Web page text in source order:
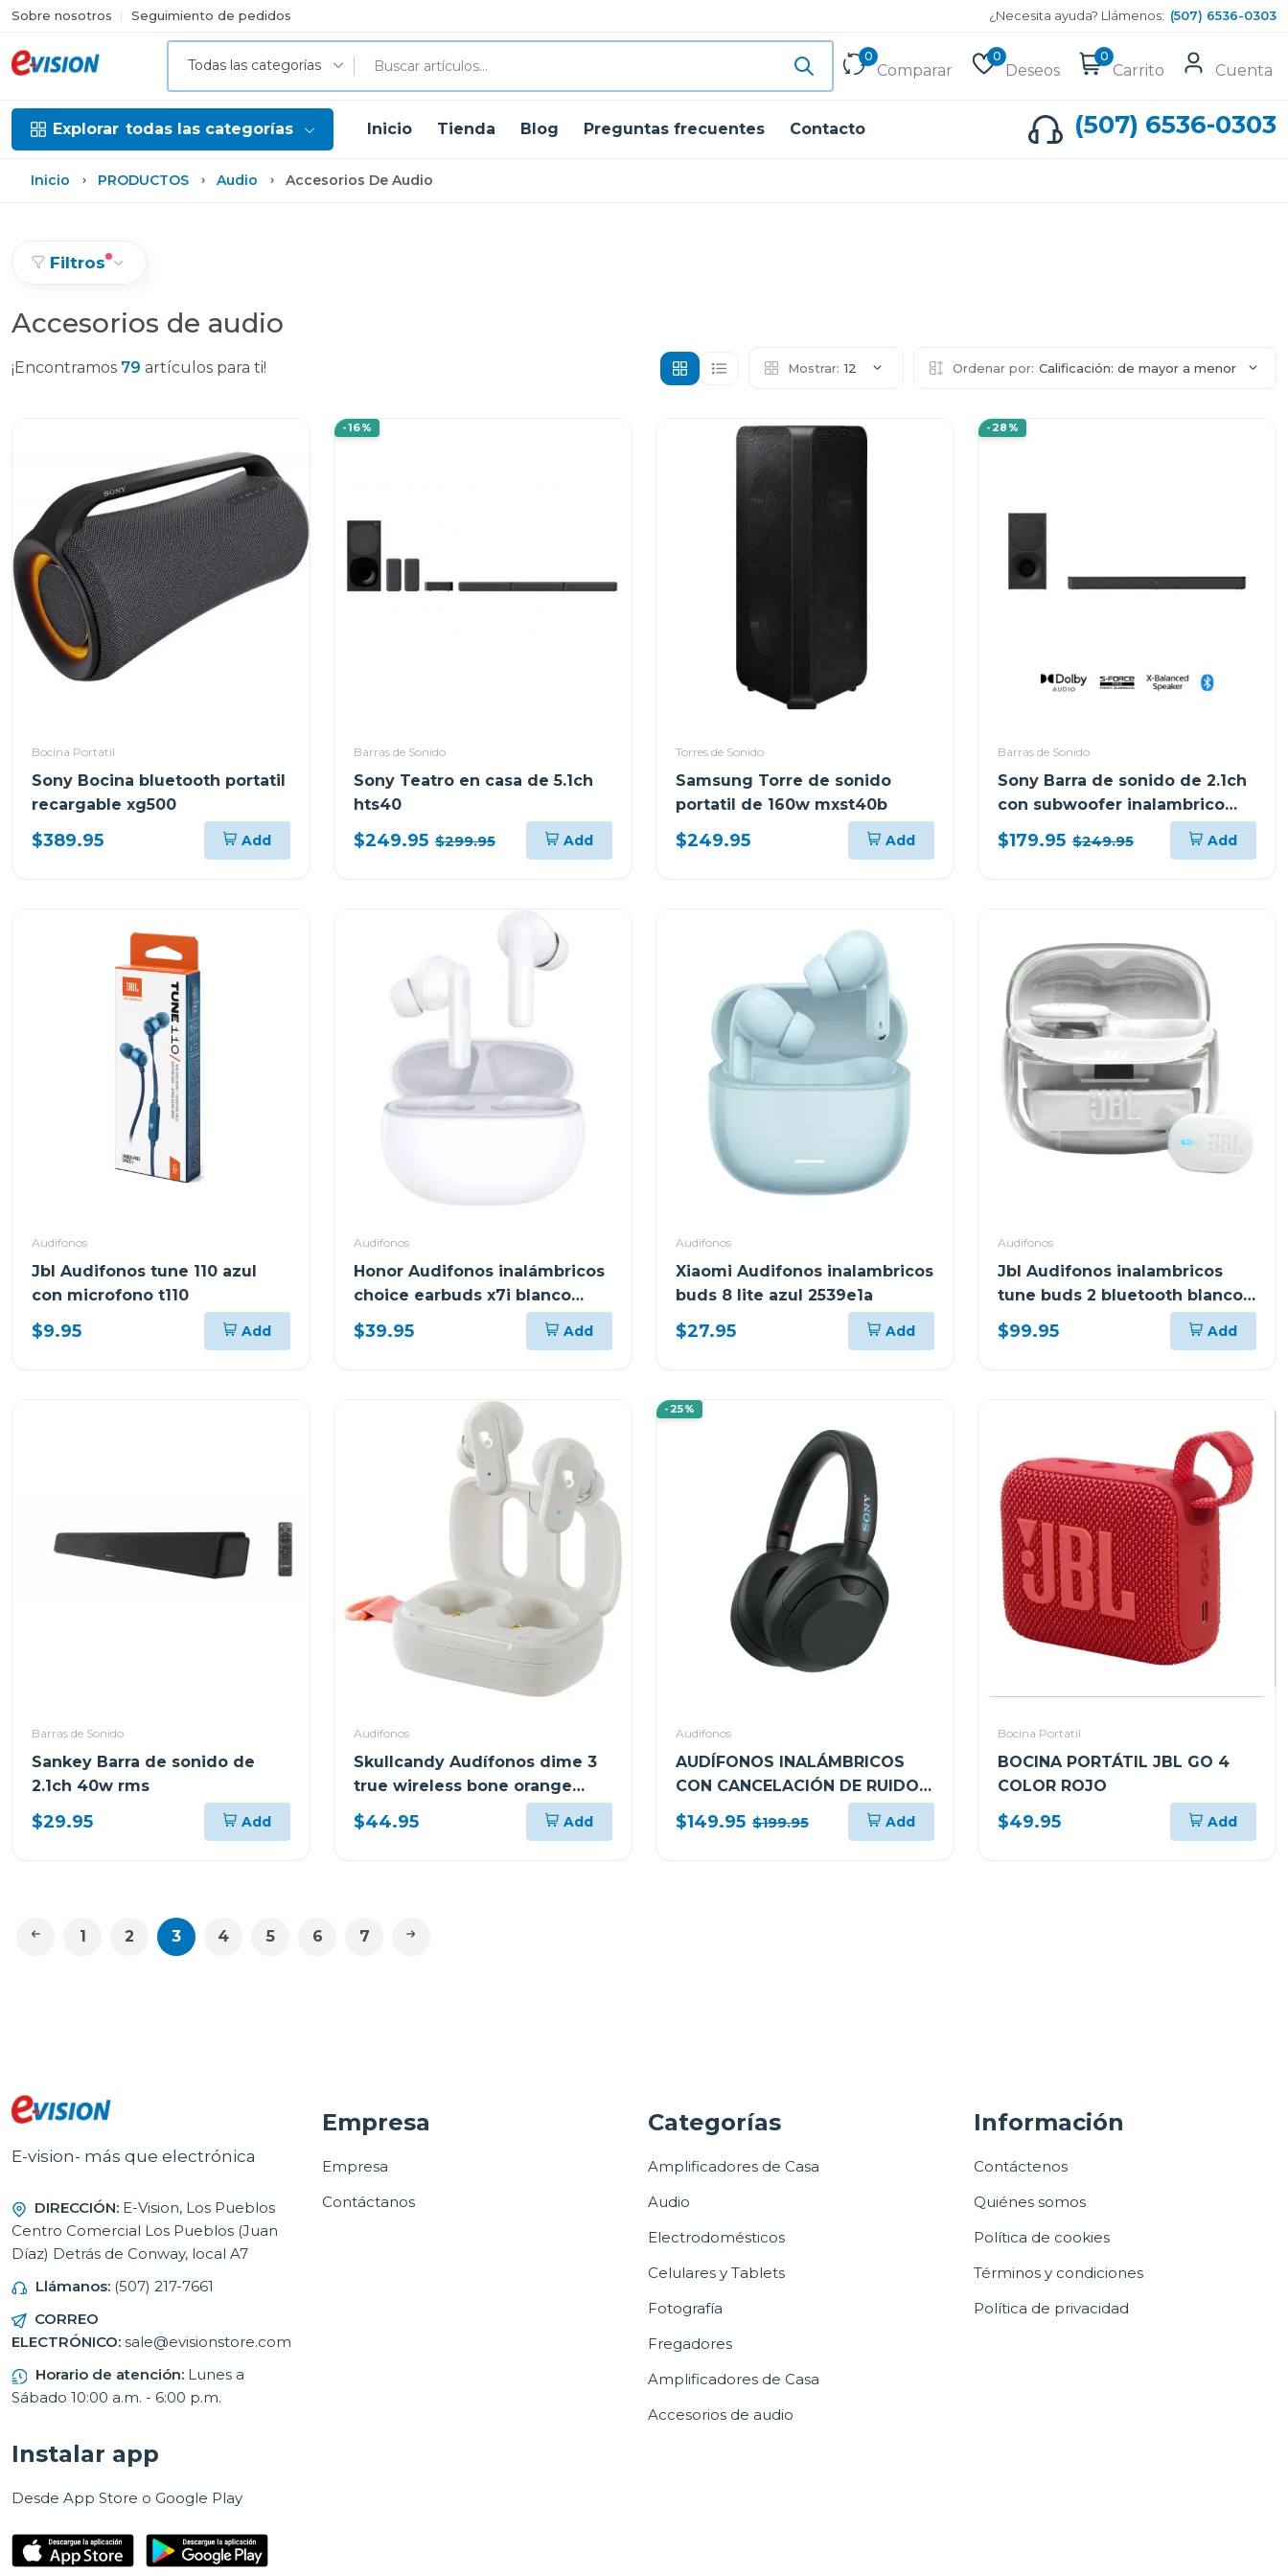
Sobre nosotros Seguimiento de pedidos ¿Necesita ayuda? Llámenos: (507) 6536-0303
Todas las categorías
0
Comparar
0
Deseos
0
Carrito Cuenta
Explorar todas las categorías Inicio Tienda Blog Preguntas frecuentes Contacto (507) 6536-0303
Inicio PRODUCTOS Audio Accesorios De Audio
Filtros
Accesorios de audio
¡Encontramos 79 artículos para ti! Mostrar: 12 Ordenar por: Calificación: de mayor a menor
Bocina Portatil
Sony Bocina bluetooth portatil
recargable xg500
$389.95 Add
-16%
Barras de Sonido
Sony Teatro en casa de 5.1ch
hts40
$249.95 $299.95 Add
Torres de Sonido
Samsung Torre de sonido
portatil de 160w mxst40b
$249.95 Add
-28%
Barras de Sonido
Sony Barra de sonido de 2.1ch
con subwoofer inalambrico
s400
$179.95 $249.95 Add
Audifonos
Jbl Audifonos tune 110 azul
con microfono t110
$9.95 Add
Audifonos
Honor Audifonos inalámbricos
choice earbuds x7i blanco
me00
$39.95 Add
Audifonos
Xiaomi Audifonos inalambricos
buds 8 lite azul 2539e1a
$27.95 Add
Audifonos
Jbl Audifonos inalambricos
tune buds 2 bluetooth blanco
ghost tbuds2
$99.95 Add
Barras de Sonido
Sankey Barra de sonido de
2.1ch 40w rms
$29.95 Add
Audifonos
Skullcandy Audífonos dime 3
true wireless bone orange
glow r951
$44.95 Add
-25%
Audifonos
AUDÍFONOS INALÁMBRICOS
CON CANCELACIÓN DE RUIDO
ULT WEAR WHULT900N
$149.95 $199.95 Add
Bocina Portatil
BOCINA PORTÁTIL JBL GO 4
COLOR ROJO
$49.95 Add
1 2 3 4 5 6 7
E-vision- más que electrónica
DIRECCIÓN: E-Vision, Los Pueblos
Centro Comercial Los Pueblos (Juan
Díaz) Detrás de Conway, local A7
Llámanos: (507) 217-7661
CORREO
ELECTRÓNICO: sale@evisionstore.com
Horario de atención: Lunes a
Sábado 10:00 a.m. - 6:00 p.m.
Empresa
Empresa
Contáctanos
Categorías
Amplificadores de Casa
Audio
Electrodomésticos
Celulares y Tablets
Fotografía
Fregadores
Amplificadores de Casa
Accesorios de audio
Información
Contáctenos
Quiénes somos
Política de cookies
Términos y condiciones
Política de privacidad
Instalar app
Desde App Store o Google Play